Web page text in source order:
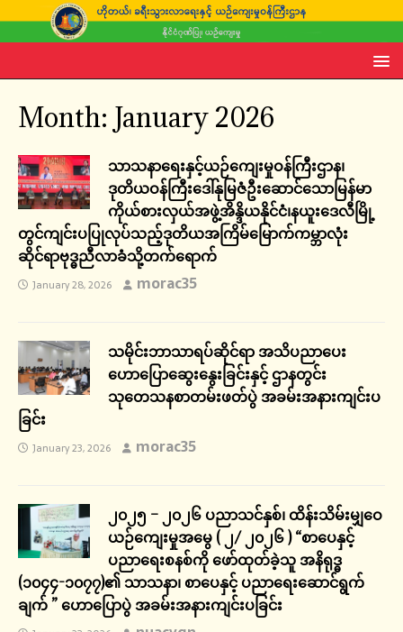
Month: January 2026
သာသနာရေးနှင့်ယဉ်ကျေးမှုဝန်ကြီးဌာန၊
ဒုတိယဝန်ကြီးဒေါ်နုမြဇံဦးဆောင်သောမြန်မာ
ကိုယ်စားလှယ်အဖွဲ့အိန္ဒိယနိုင်ငံ၊နယူးဒေလီမြို့
တွင်ကျင်းပပြုလုပ်သည့်ဒုတိယအကြိမ်မြောက်ကမ္ဘာလုံး
ဆိုင်ရာဗုဒ္ဓညီလာခံသို့တက်ရောက်
January 28, 2026 morac35
သမိုင်းဘာသာရပ်ဆိုင်ရာ အသိပညာပေး
ဟောပြောဆွေးနွေးခြင်းနှင့် ဌာနတွင်း
သုတေသနစာတမ်းဖတ်ပွဲ အခမ်းအနားကျင်းပ
ခြင်း
January 23, 2026 morac35
၂၀၂၅ – ၂၀၂၆ ပညာသင်နှစ်၊ ထိန်းသိမ်းမျှဝေ
ယဉ်ကျေးမှုအမွေ ( ၂/ ၂၀၂၆ ) “စာပေနှင့်
ပညာရေးစနစ်ကို ဖော်ထုတ်ခဲ့သူ အနိရုဒ္ဓ
(၁၀၄၄-၁၀၇၇)၏ သာသနာ၊ စာပေနှင့် ပညာရေးဆောင်ရွက်
ချက် ” ဟောပြောပွဲ အခမ်းအနားကျင်းပခြင်း